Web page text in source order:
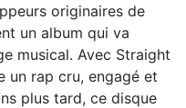
originaires de
un album qui va
musical. Avec Straight
un rap cru, engagé et
plus tard, ce disque